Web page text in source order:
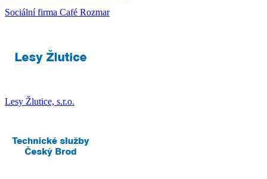
Sociální firma Café Rozmar
Lesy Žlutice, s.r.o.